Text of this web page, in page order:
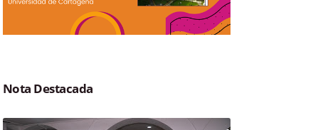
Nota Destacada